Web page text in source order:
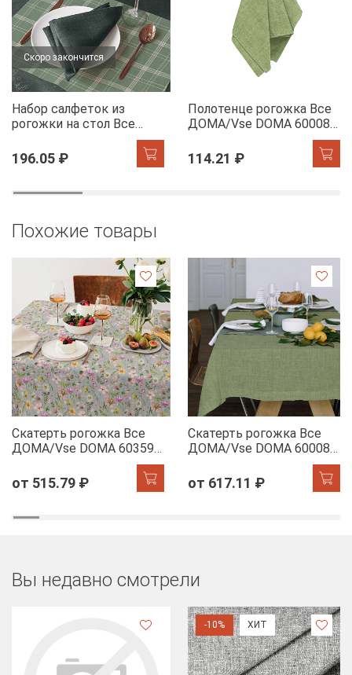
Скоро закончится
Набор салфеток из
рогожки на стол Все
ДОМА/Vse DOMA 60165-
1 Камилла
196.05 ₽
Полотенце рогожка Все
ДОМА/Vse DOMA 60008-
114.21 ₽
Похожие товары
Скатерть рогожка Все
ДОМА/Vse DOMA 60359-
от 515.79 ₽
Скатерть рогожка Все
ДОМА/Vse DOMA 60008-
от 617.11 ₽
Вы недавно смотрели
-10% ХИТ